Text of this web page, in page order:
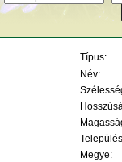
Típus:
Név:
Megye: